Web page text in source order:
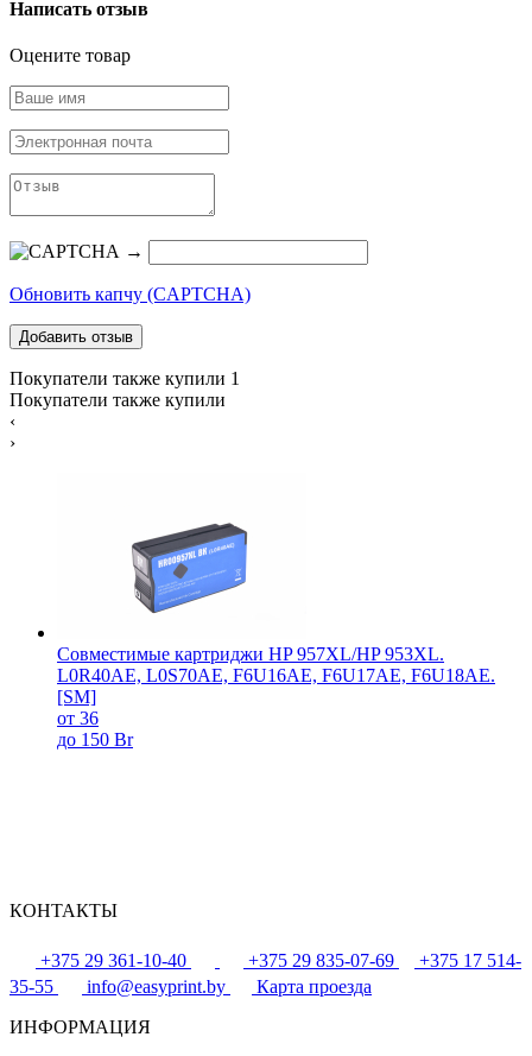
Написать отзыв
Оцените товар
→
Обновить капчу (CAPTCHA)
Покупатели также купили 1
Покупатели также купили
‹
›
Совместимые картриджи HP 957XL/HP 953XL.
L0R40AE, L0S70AE, F6U16AE, F6U17AE, F6U18AE.
[SM]
от 36
до 150 Br
КОНТАКТЫ
+375 29 361-10-40 +375 29 835-07-69
+375 17 514-
35-55
info@easyprint.by
Карта проезда
ИНФОРМАЦИЯ